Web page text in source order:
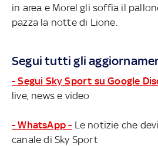
in area e Morel gli soffia il
pazza la notte di Lione.
Segui tutti gli
- Segui Sky Sport su Google
live, news e video
- WhatsApp - Le notizie che
canale di Sky Sport